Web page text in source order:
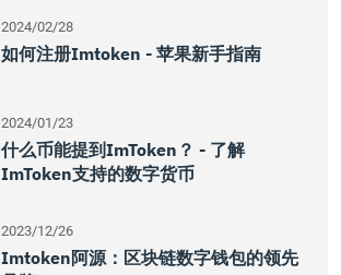
2024/02/28
如何注册imtoken - 苹果新手指南
2024/01/23
什么币能提到imToken？ - 了解
ImToken支持的数字货币
2023/12/26
Imtoken阿源：区块链数字钱包的领先